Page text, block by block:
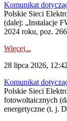
Komunikat
Polskie Sieci
(dalej: „Instalacje
2024 roku, poz.
Więcej...
28 lipca 2026, 12:42
Komunikat
Polskie Sieci
fotowoltaicznych
energetyczne (t. j.